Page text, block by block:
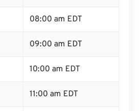
08:00 am EDT
09:00 am EDT
10:00 am EDT
11:00 am EDT